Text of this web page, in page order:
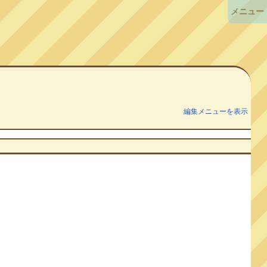
編集メニューを表示
メニュー